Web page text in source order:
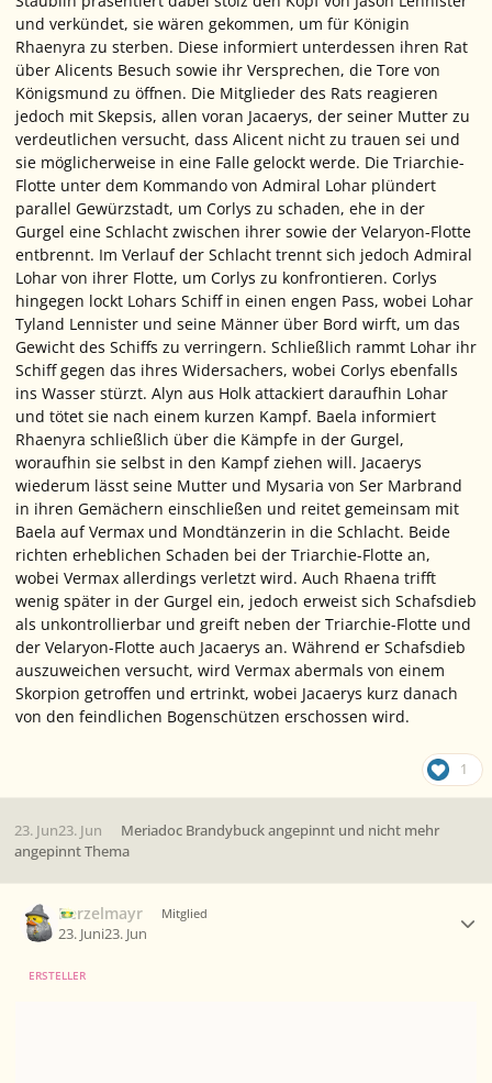
und verkündet, sie wären gekommen, um für Königin
Rhaenyra zu sterben. Diese informiert unterdessen ihren Rat
über Alicents Besuch sowie ihr Versprechen, die Tore von
Königsmund zu öffnen. Die Mitglieder des Rats reagieren
jedoch mit Skepsis, allen voran Jacaerys, der seiner Mutter zu
verdeutlichen versucht, dass Alicent nicht zu trauen sei und
sie möglicherweise in eine Falle gelockt werde. Die Triarchie-
Flotte unter dem Kommando von Admiral Lohar plündert
parallel Gewürzstadt, um Corlys zu schaden, ehe in der
Gurgel eine Schlacht zwischen ihrer sowie der Velaryon-Flotte
entbrennt. Im Verlauf der Schlacht trennt sich jedoch Admiral
Lohar von ihrer Flotte, um Corlys zu konfrontieren. Corlys
hingegen lockt Lohars Schiff in einen engen Pass, wobei Lohar
Tyland Lennister und seine Männer über Bord wirft, um das
Gewicht des Schiffs zu verringern. Schließlich rammt Lohar ihr
Schiff gegen das ihres Widersachers, wobei Corlys ebenfalls
ins Wasser stürzt. Alyn aus Holk attackiert daraufhin Lohar
und tötet sie nach einem kurzen Kampf. Baela informiert
Rhaenyra schließlich über die Kämpfe in der Gurgel,
woraufhin sie selbst in den Kampf ziehen will. Jacaerys
wiederum lässt seine Mutter und Mysaria von Ser Marbrand
in ihren Gemächern einschließen und reitet gemeinsam mit
Baela auf Vermax und Mondtänzerin in die Schlacht. Beide
richten erheblichen Schaden bei der Triarchie-Flotte an,
wobei Vermax allerdings verletzt wird. Auch Rhaena trifft
wenig später in der Gurgel ein, jedoch erweist sich Schafsdieb
als unkontrollierbar und greift neben der Triarchie-Flotte und
der Velaryon-Flotte auch Jacaerys an. Während er Schafsdieb
auszuweichen versucht, wird Vermax abermals von einem
Skorpion getroffen und ertrinkt, wobei Jacaerys kurz danach
von den feindlichen Bogenschützen erschossen wird.
1
23. Jun23. Jun Meriadoc Brandybuckangepinnt und nicht mehr
angepinnt Thema
Berzelmayr Mitglied
23. Juni23. Jun
ERSTELLER